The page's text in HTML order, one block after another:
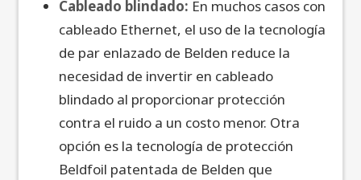
Cableado blindado: En muchos casos con
cableado Ethernet, el uso de la tecnología
de par enlazado de Belden reduce la
necesidad de invertir en cableado
blindado al proporcionar protección
contra el ruido a un costo menor. Otra
opción es la tecnología de protección
Beldfoil patentada de Belden que